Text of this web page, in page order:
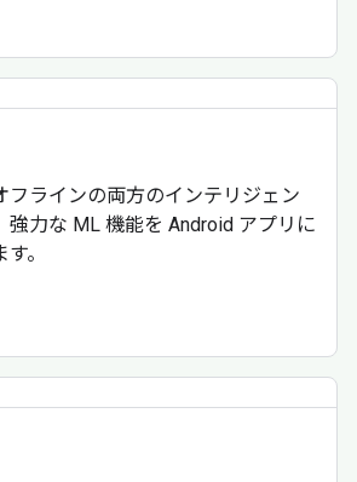
フラインの両方のインテリジェン
強力な ML 機能を Android アプリに
。